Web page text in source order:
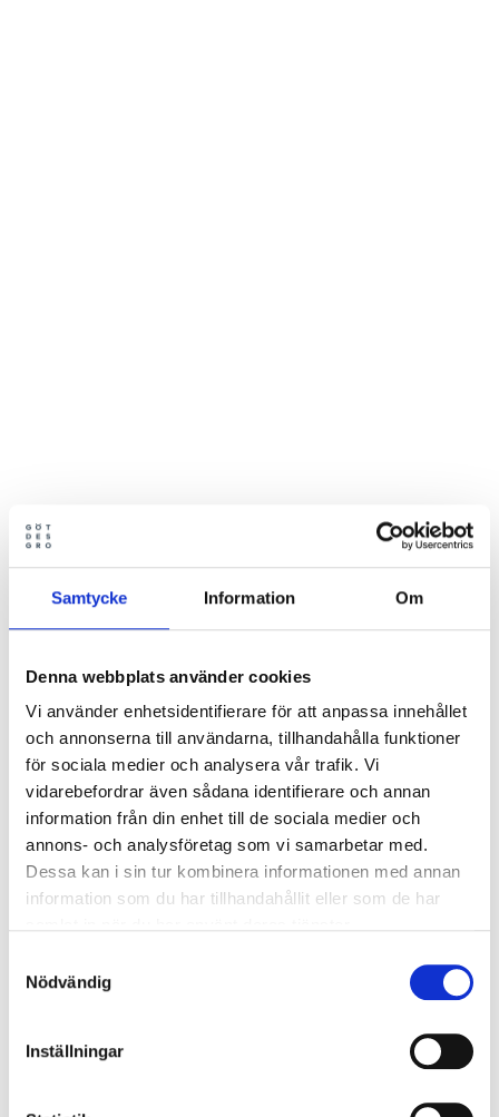
Samtycke Information Om
Denna webbplats använder cookies
Vi använder enhetsidentifierare för att anpassa innehållet
och annonserna till användarna, tillhandahålla funktioner
för sociala medier och analysera vår trafik. Vi
vidarebefordrar även sådana identifierare och annan
information från din enhet till de sociala medier och
annons- och analysföretag som vi samarbetar med.
Dessa kan i sin tur kombinera informationen med annan
information som du har tillhandahållit eller som de har
Nödvändig
Inställningar